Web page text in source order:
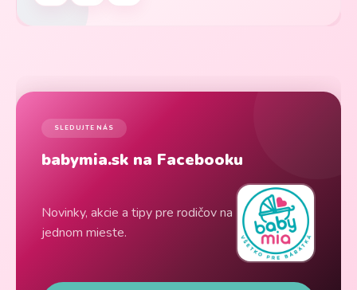
SLEDUJTE NÁS
babymia.sk na Facebooku
Novinky, akcie a tipy pre rodičov na
jednom mieste.